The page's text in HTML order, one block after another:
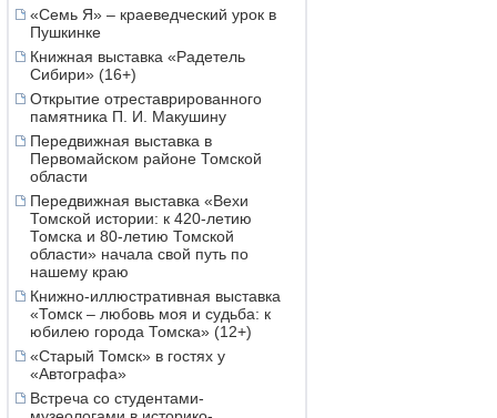
«Семь Я» – краеведческий урок в
Пушкинке
Книжная выставка «Радетель
Сибири» (16+)
Открытие отреставрированного
памятника П. И. Макушину
Передвижная выставка в
Первомайском районе Томской
области
Передвижная выставка «Вехи
Томской истории: к 420-летию
Томска и 80-летию Томской
области» начала свой путь по
нашему краю
Книжно-иллюстративная выставка
«Томск – любовь моя и судьба: к
юбилею города Томска» (12+)
«Старый Томск» в гостях у
«Автографа»
Встреча со студентами-